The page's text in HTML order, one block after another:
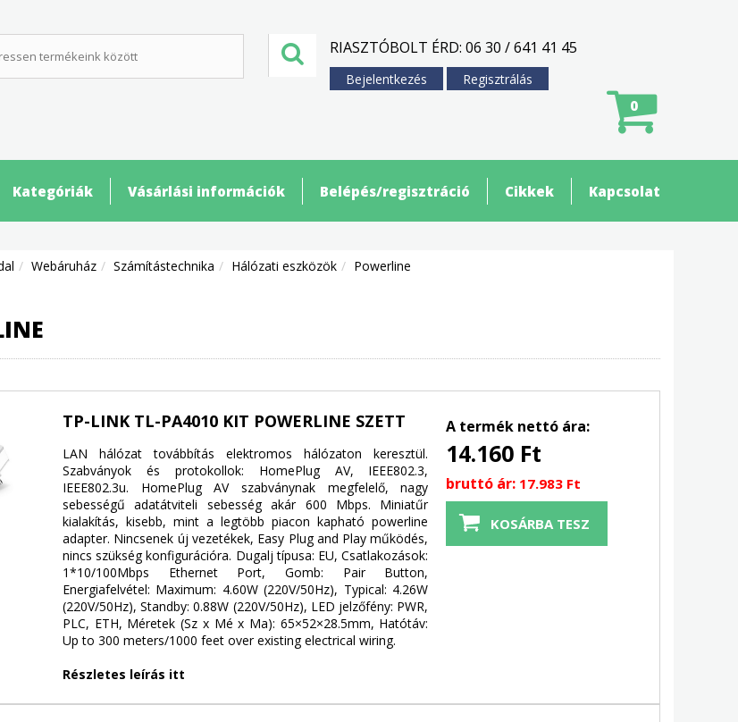
RIASZTÓBOLT ÉRD: 06 30 / 641 41 45
Bejelentkezés Regisztrálás
0
Kategóriák Vásárlási információk Belépés/regisztráció Cikkek Kapcsolat
Webáruház Számítástechnika Hálózati eszközök Powerline
TP-LINK TL-PA4010 KIT POWERLINE SZETT
LAN hálózat továbbítás elektromos hálózaton keresztül.
Szabványok és protokollok: HomePlug AV, IEEE802.3,
IEEE802.3u. HomePlug AV szabványnak megfelelő, nagy
sebességű adatátviteli sebesség akár 600 Mbps. Miniatűr
kialakítás, kisebb, mint a legtöbb piacon kapható powerline
adapter. Nincsenek új vezetékek, Easy Plug and Play működés,
nincs szükség konfigurációra. Dugalj típusa: EU, Csatlakozások:
1*10/100Mbps Ethernet Port, Gomb: Pair Button,
Energiafelvétel: Maximum: 4.60W (220V/50Hz), Typical: 4.26W
(220V/50Hz), Standby: 0.88W (220V/50Hz), LED jelzőfény: PWR,
PLC, ETH, Méretek (Sz x Mé x Ma): 65×52×28.5mm, Hatótáv:
Up to 300 meters/1000 feet over existing electrical wiring.
Részletes leírás itt
A termék nettó ára:
14.160 Ft
bruttó ár: 17.983 Ft